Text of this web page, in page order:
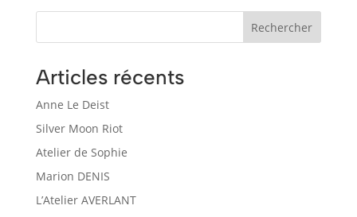
Rechercher
Articles récents
Anne Le Deist
Silver Moon Riot
Atelier de Sophie
Marion DENIS
L’Atelier AVERLANT